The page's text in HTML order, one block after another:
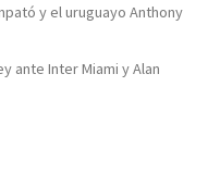
y el uruguayo Anthony
ante Inter Miami y Alan